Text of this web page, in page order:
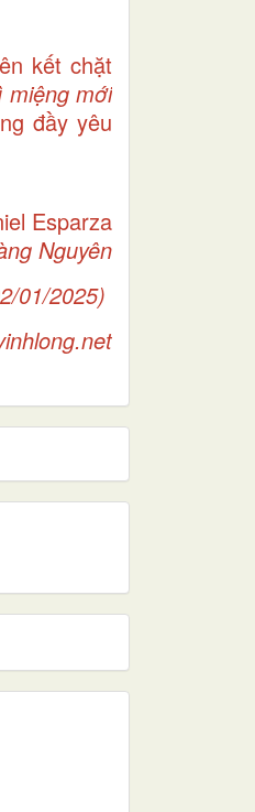
kết chặt
miệng mới
đầy yêu
Esparza
Nguyên
01/2025)